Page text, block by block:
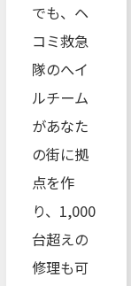
でも、ヘ
コミ救急
隊のへイ
ルチーム
があなた
の街に拠
点を作
り、1,000
台超えの
修理も可